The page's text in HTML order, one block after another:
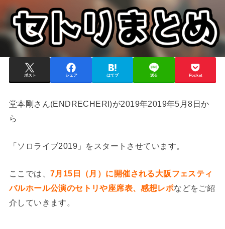
ポスト シェア はてブ 送る Pocket
堂本剛さん(ENDRECHERI)が2019年2019年5月8日か
ら
「ソロライブ2019」をスタートさせています。
ここでは、 7月15日（月）に開催される大阪フェスティ
バルホール公演のセトリや座席表、感想レポなどをご紹
介していきます。